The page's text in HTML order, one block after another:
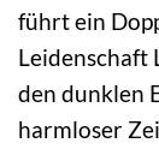
führt ein
Leidenschaft
den dunklen
harmloser